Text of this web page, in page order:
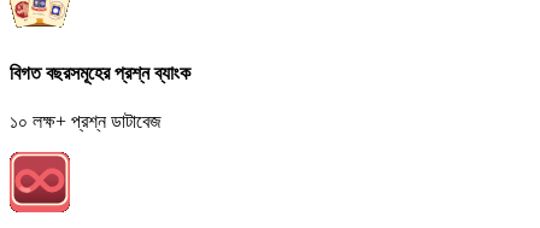
বিগত বছরসমূহের প্রশ্ন ব্যাংক
১০ লক্ষ+ প্রশ্ন ডাটাবেজ